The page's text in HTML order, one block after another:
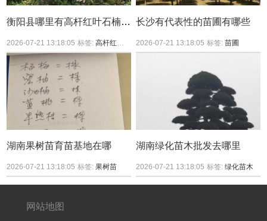
衡阳县哪里有高杆红叶石楠买？
2026-07-21 13:18:05 标签:高杆红叶石楠
长沙有代表性的苗圃有哪些
2026-07-21 13:18:05 标签:苗圃
湖南果树苗育苗基地在哪
2026-07-21 13:18:05 标签:果树苗
湖南绿化苗木批发去哪里
2026-07-21 13:18:05 标签:绿化苗木
网站地图